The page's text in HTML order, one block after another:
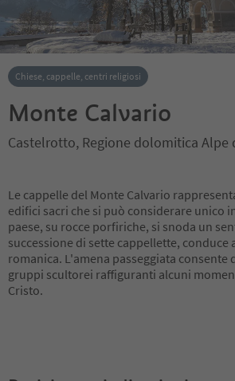
Chiese, cappelle, centri religiosi
Monte Calvario
Castelrotto, Regione dolomitica Alpe
Le cappelle del Monte Calvario
edifici sacri che si può considerare unico
paese, su rocce porfiriche, si snoda un
successione di sette cappellette, conduce
romanica. L'amena passeggiata consente
gruppi scultorei raffiguranti alcuni
Cristo.